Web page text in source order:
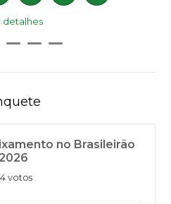
detalhes
no Brasileirão
votos